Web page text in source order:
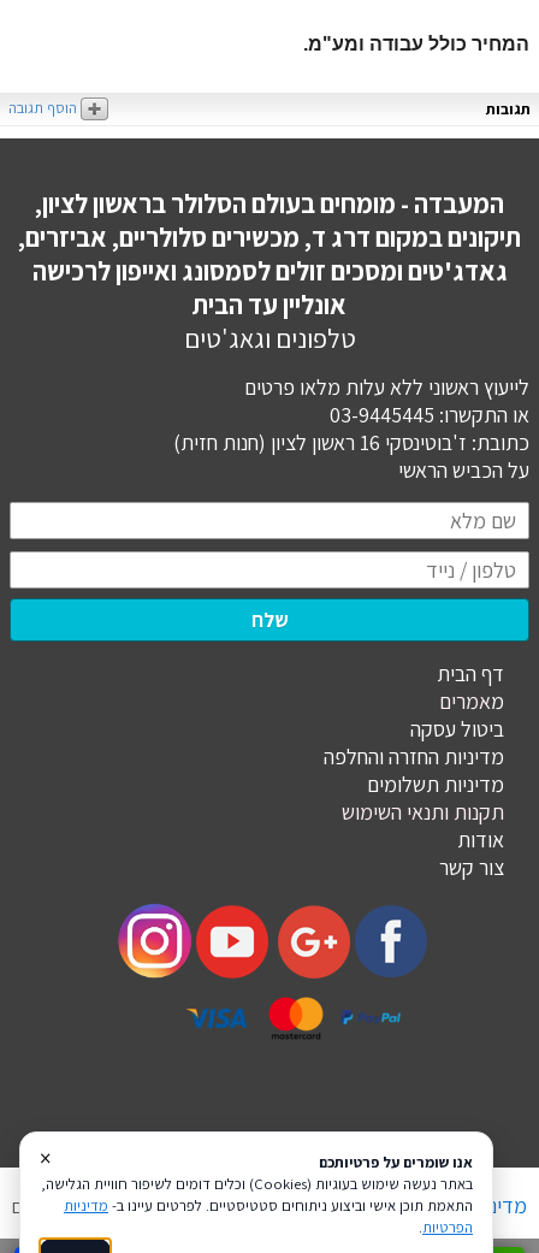
המחיר כולל עבודה ומע"מ.
תגובות הוסף תגובה
המעבדה - מומחים בעולם הסלולר בראשון לציון,
תיקונים במקום דרג ד, מכשירים סלולריים, אביזרים,
גאדג'טים ומסכים זולים לסמסונג ואייפון לרכישה
אונליין עד הבית
טלפונים וגאג'טים
לייעוץ ראשוני ללא עלות מלאו פרטים
או התקשרו: 03-9445445
כתובת: ז'בוטינסקי 16 ראשון לציון (חנות חזית)
​​​​​​​על הכביש הראשי
שלח
דף הבית
מאמרים
ביטול עסקה
מדיניות החזרה והחלפה
מדיניות תשלומים
תקנות ותנאי השימוש
אודות
צור קשר
מדיניות פרטיות הצהרת נגישות Coi בניית אתרים
×
אנו שומרים על פרטיותכם
באתר נעשה שימוש בעוגיות (Cookies) וכלים דומים לשיפור חוויית הגלישה,
התאמת תוכן אישי וביצוע ניתוחים סטטיסטיים. לפרטים עיינו ב- מדיניות
הפרטיות.